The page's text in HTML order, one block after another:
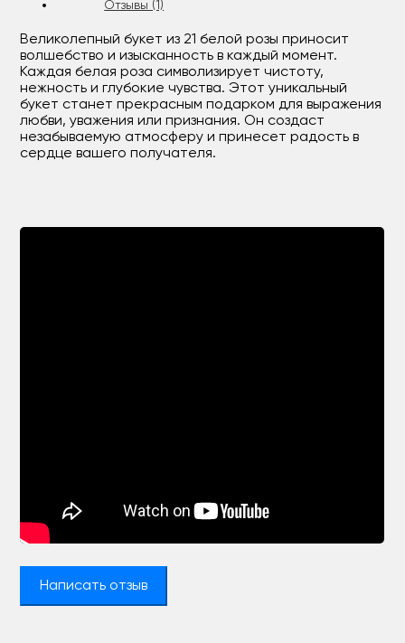
Отзывы (1)
Великолепный букет из 21 белой розы приносит
волшебство и изысканность в каждый момент.
Каждая белая роза символизирует чистоту,
нежность и глубокие чувства. Этот уникальный
букет станет прекрасным подарком для выражения
любви, уважения или признания. Он создаст
незабываемую атмосферу и принесет радость в
сердце вашего получателя.
Написать отзыв